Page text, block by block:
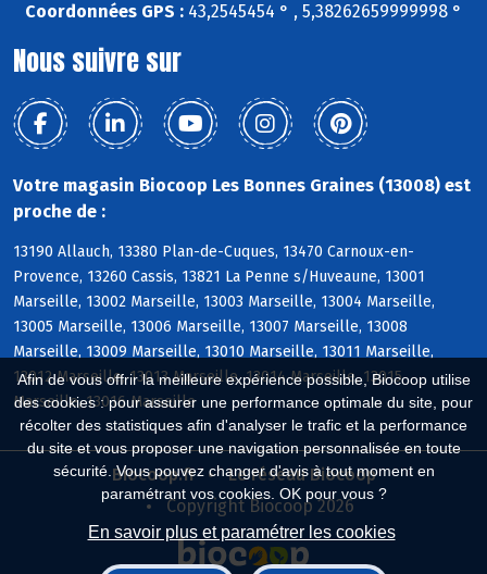
Afin de vous offrir la meilleure expérience possible, Biocoop utilise
des cookies : pour assurer une performance optimale du site, pour
récolter des statistiques afin d'analyser le trafic et la performance
du site et vous proposer une navigation personnalisée en toute
sécurité. Vous pouvez changer d'avis à tout moment en
paramétrant vos cookies. OK pour vous ?
En savoir plus et paramétrer les cookies
Coordonnées GPS : 43,2545454 ° , 5,38262659999998 °
Nous suivre sur
Votre magasin Biocoop Les Bonnes Graines (13008) est
proche de :
13190 Allauch, 13380 Plan-de-Cuques, 13470 Carnoux-en-
Provence, 13260 Cassis, 13821 La Penne s/Huveaune, 13001
Marseille, 13002 Marseille, 13003 Marseille, 13004 Marseille,
13005 Marseille, 13006 Marseille, 13007 Marseille, 13008
Marseille, 13009 Marseille, 13010 Marseille, 13011 Marseille,
13012 Marseille, 13013 Marseille, 13014 Marseille, 13015
Marseille, 13016 Marseille
Biocoop.fr
Le réseau Biocoop
Copyright Biocoop 2026